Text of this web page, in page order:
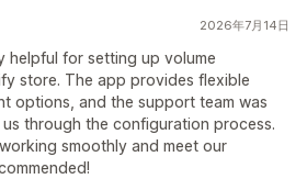
2026年7月14日
helpful for setting up volume
store. The app provides flexible
options, and the support team was
through the configuration process.
smoothly and meet our